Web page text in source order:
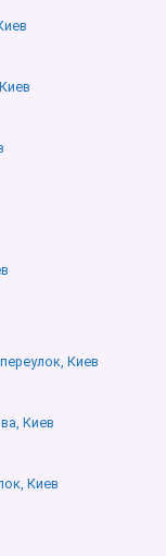
Киев
Киев
Киев